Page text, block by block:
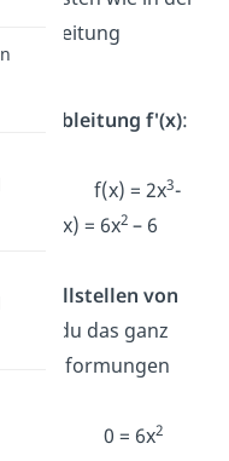
Anleitung
1. Ableitung f'(x):
= 2x3-
= 6x2– 6
Nullstellen von
du das ganz
Umformungen
6x2